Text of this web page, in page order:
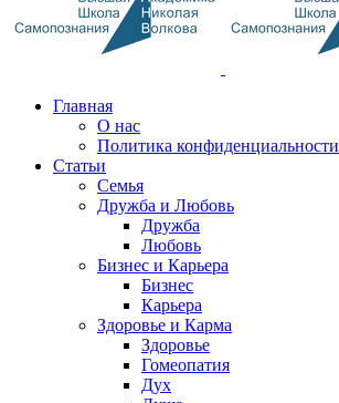
Главная
О нас
Политика конфиденциальности
Статьи
Семья
Дружба и Любовь
Дружба
Любовь
Бизнес и Карьера
Бизнес
Карьера
Здоровье и Карма
Здоровье
Гомеопатия
Дух